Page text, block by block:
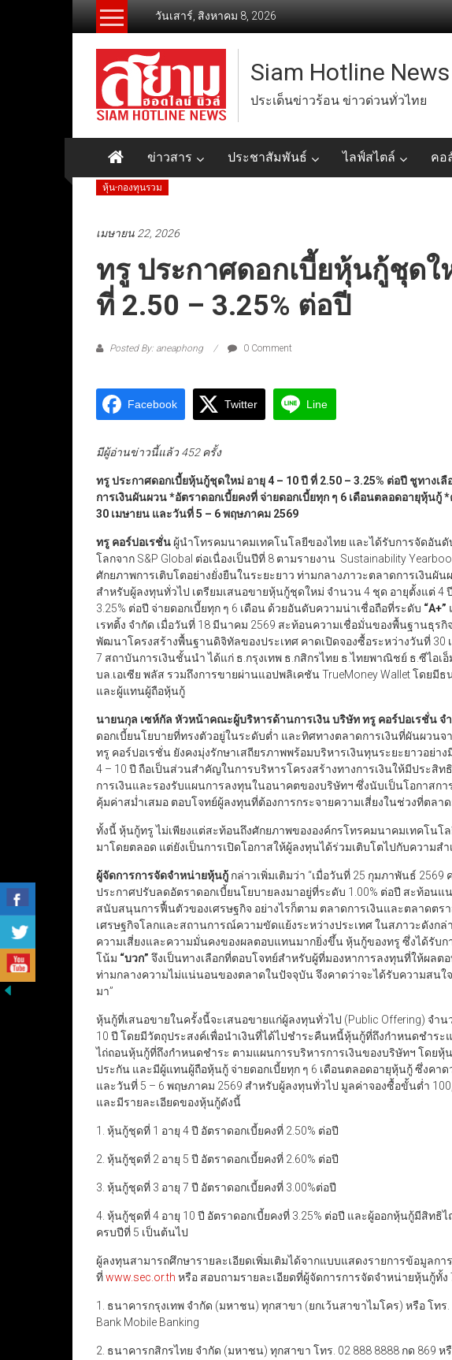
วันเสาร์, สิงหาคม 8, 2026
Siam Hotline News
ประเด็นข่าวร้อน ข่าวด่วนทั่วไทย
ข่าวสาร ประชาสัมพันธ์ ไลฟ์สไตล์ คอ
หุ้น-กองทุนรวม
เมษายน 22, 2026
ทรู ประกาศดอกเบี้ยหุ้นกู้ชุดใ
ที่ 2.50 – 3.25% ต่อปี
Posted By: aneaphong 0 Comment
Facebook Twitter Line
มีผู้อ่านข่าวนี้แล้ว 452 ครั้ง
ทรู ประกาศดอกเบี้ยหุ้นกู้ชุดใหม่ อายุ 4 – 10 ปี ที่ 2.50 – 3.25% ต่อปี ชูทางเ
การเงินผันผวน*อัตราดอกเบี้ยคงที่ จ่ายดอกเบี้ยทุก ๆ 6 เดือนตลอดอายุหุ้นกู้*
30 เมษายน และวันที่ 5 – 6 พฤษภาคม 2569
ทรู คอร์ปอเรชั่น ผู้นำโทรคมนาคมเทคโนโลยีของไทย และได้รับการจัดอัน
โลกจาก S&P Global ต่อเนื่องเป็นปีที่ 8 ตามรายงาน Sustainability
ศักยภาพการเติบโตอย่างยั่งยืนในระยะยาว ท่ามกลางภาวะตลาดการเงินผั
สำหรับผู้ลงทุนทั่วไป เตรียมเสนอขายหุ้นกู้ชุดใหม่ จำนวน 4 ชุด อายุตั้งแต่ 4
3.25% ต่อปี จ่ายดอกเบี้ยทุก ๆ 6 เดือน ด้วยอันดับความน่าเชื่อถือที่ระดับ “A+”
เรทติ้ง จำกัด เมื่อวันที่ 18 มีนาคม 2569 สะท้อนความเชื่อมั่นของพื้นฐานธุร
พัฒนาโครงสร้างพื้นฐานดิจิทัลของประเทศ คาดเปิดจองซื้อระหว่างวันที่ 30
7 สถาบันการเงินชั้นนำ ได้แก่ ธ.กรุงเทพ ธ.กสิกรไทย ธ.ไทยพาณิชย์ ธ.ซีไอเ
บล.เอเซีย พลัส รวมถึงการขายผ่านแอปพลิเคชัน TrueMoney Wallet โดยมี
และผู้แทนผู้ถือหุ้นกู้
นายนกุล เซห์กัล หัวหน้าคณะผู้บริหารด้านการเงิน บริษัท ทรู คอร์ปอเรชั่น จ
ดอกเบี้ยนโยบายที่ทรงตัวอยู่ในระดับต่ำ และทิศทางตลาดการเงินที่ผันผวน
ทรู คอร์ปอเรชั่น ยังคงมุ่งรักษาเสถียรภาพพร้อมบริหารเงินทุนระยะยาวอย่า
4 – 10 ปี ถือเป็นส่วนสำคัญในการบริหารโครงสร้างทางการเงินให้มีประสิ
การเงินและรองรับแผนการลงทุนในอนาคตของบริษัทฯ ซึ่งนับเป็นโอกาส
คุ้มค่าสม่ำเสมอ ตอบโจทย์ผู้ลงทุนที่ต้องการกระจายความเสี่ยงในช่วงที่ตล
ทั้งนี้ หุ้นกู้ทรู ไม่เพียงแต่สะท้อนถึงศักยภาพขององค์กรโทรคมนาคมเทคโนโ
มาโดยตลอด แต่ยังเป็นการเปิดโอกาสให้ผู้ลงทุนได้ร่วมเติบโตไปกับความสำ
ผู้จัดการการจัดจำหน่ายหุ้นกู้ กล่าวเพิ่มเติมว่า “เมื่อวันที่ 25 กุมภาพันธ์
ประกาศปรับลดอัตราดอกเบี้ยนโยบายลงมาอยู่ที่ระดับ 1.00% ต่อปี สะท้อน
สนับสนุนการฟื้นตัวของเศรษฐกิจ อย่างไรก็ตาม ตลาดการเงินและตลาดต
เศรษฐกิจโลกและสถานการณ์ความขัดแย้งระหว่างประเทศ ในสภาวะดังก
ความเสี่ยงและความมั่นคงของผลตอบแทนมากยิ่งขึ้น หุ้นกู้ของทรู ซึ่งได้รับ
โน้ม “บวก” จึงเป็นทางเลือกที่ตอบโจทย์สำหรับผู้ที่มองหาการลงทุนที่ให้ผลต
ท่ามกลางความไม่แน่นอนของตลาดในปัจจุบัน จึงคาดว่าจะได้รับความสนใ
มา”
หุ้นกู้ที่เสนอขายในครั้งนี้จะเสนอขายแก่ผู้ลงทุนทั่วไป (Public Offering) จำ
10 ปี โดยมีวัตถุประสงค์เพื่อนำเงินที่ได้ไปชำระคืนหนี้หุ้นกู้ที่ถึงกำหนดชำระ
ไถ่ถอนหุ้นกู้ที่ถึงกำหนดชำระ ตามแผนการบริหารการเงินของบริษัทฯ โดย
ประกัน และมีผู้แทนผู้ถือหุ้นกู้ จ่ายดอกเบี้ยทุก ๆ 6 เดือนตลอดอายุหุ้นกู้ ซึ่งคา
และวันที่ 5 – 6 พฤษภาคม 2569 สำหรับผู้ลงทุนทั่วไป มูลค่าจองซื้อขั้นต่ำ
และมีรายละเอียดของหุ้นกู้ดังนี้
1. หุ้นกู้ชุดที่ 1 อายุ 4 ปี อัตราดอกเบี้ยคงที่ 2.50% ต่อปี
2. หุ้นกู้ชุดที่ 2 อายุ 5 ปี อัตราดอกเบี้ยคงที่ 2.60% ต่อปี
3. หุ้นกู้ชุดที่ 3 อายุ 7 ปี อัตราดอกเบี้ยคงที่ 3.00%ต่อปี
4. หุ้นกู้ชุดที่ 4 อายุ 10 ปี อัตราดอกเบี้ยคงที่ 3.25% ต่อปี และผู้ออกหุ้นกู้มีสิท
ครบปีที่ 5 เป็นต้นไป
ผู้ลงทุนสามารถศึกษารายละเอียดเพิ่มเติมได้จากแบบแสดงรายการข้อมูลก
ที่www.sec.or.th หรือ สอบถามรายละเอียดที่ผู้จัดการการจัดจำหน่ายหุ้นกู้ทั้ง
1. ธนาคารกรุงเทพ จำกัด (มหาชน) ทุกสาขา (ยกเว้นสาขาไมโคร) หรือ โท
Bank Mobile Banking
2. ธนาคารกสิกรไทย จำกัด (มหาชน) ทุกสาขา โทร. 02 888 8888 กด 869